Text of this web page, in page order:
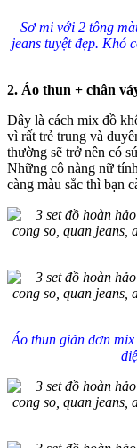
Sơ mi với 2 tông
jeans tuyệt đẹp. Khó
2. Áo thun + chân
Đây là cách mix đồ
vì rất trẻ trung và
thường sẽ trở nên có
Những cô nàng nữ
càng màu sắc thì bạn
Áo thun giản đơn